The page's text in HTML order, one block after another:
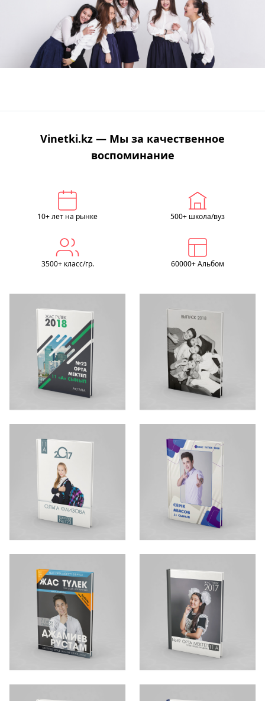
Vinetki.kz — Мы за качественное
воспоминание
10+ лет на рынке 500+ школа/вуз
3500+ класс/гр. 60000+ Альбом